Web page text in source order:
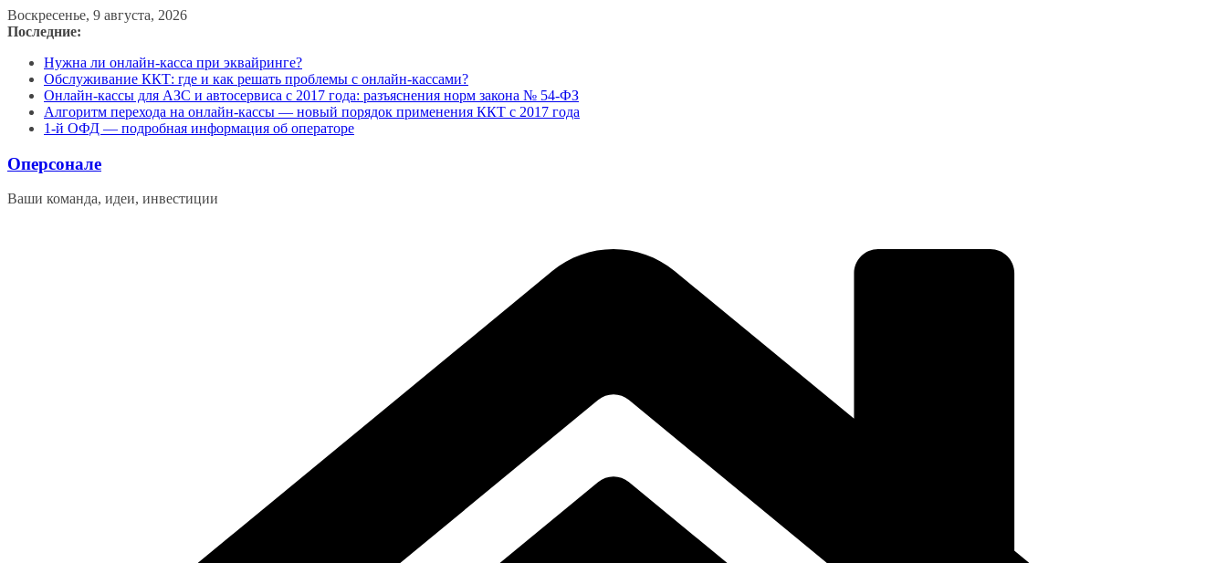
Перейти
к
Воскресенье, 9 августа, 2026
Последние:
Нужна ли онлайн-касса при эквайринге?
Обслуживание ККТ: где и как решать проблемы с онлайн-кассами?
Онлайн-кассы для АЗС и автосервиса с 2017 года: разъяснения норм закона № 54-ФЗ
Алгоритм перехода на онлайн-кассы — новый порядок применения ККТ с 2017 года
1-й ОФД — подробная информация об операторе
Оперсонале
Ваши команда, идеи, инвестиции